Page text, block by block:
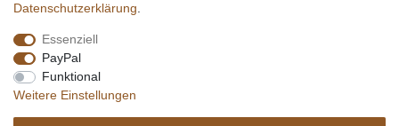
Daten­schutz­erklärung
Essenziell
PayPal
Funktional
Weitere Einstellungen